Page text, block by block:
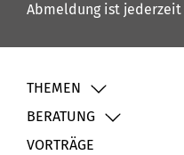
Abmeldung ist
THEMEN
BERATUNG
VORTRÄGE